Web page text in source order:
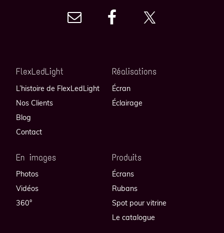
FlexLedLight
L’histoire de FlexLedLight
Nos Clients
Blog
Contact
Réalisations
Écran
Éclairage
En images
Photos
Vidéos
360°
Produits
Écrans
Rubans
Spot pour vitrine
Le catalogue